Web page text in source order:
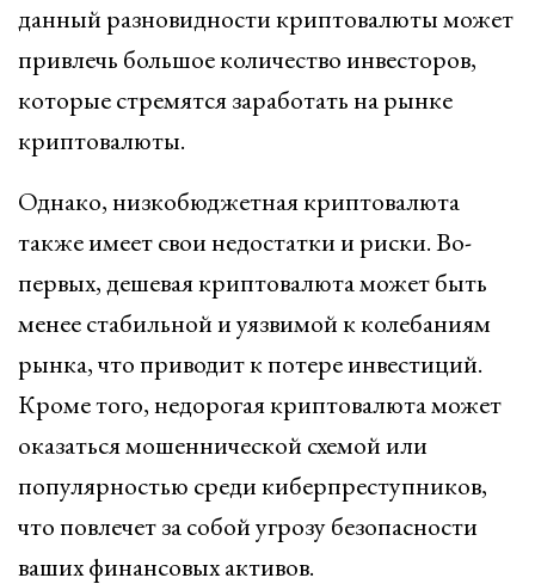
данный разновидности криптовалюты может
привлечь большое количество инвесторов,
которые стремятся заработать на рынке
криптовалюты.
Однако, низкобюджетная криптовалюта
также имеет свои недостатки и риски. Во-
первых, дешевая криптовалюта может быть
менее стабильной и уязвимой к колебаниям
рынка, что приводит к потере инвестиций.
Кроме того, недорогая криптовалюта может
оказаться мошеннической схемой или
популярностью среди киберпреступников,
что повлечет за собой угрозу безопасности
ваших финансовых активов.